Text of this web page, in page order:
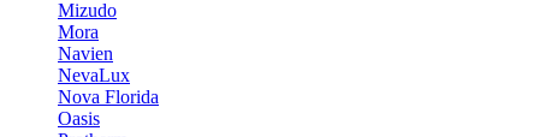
Mizudo
Mora
Navien
NevaLux
Nova Florida
Oasis